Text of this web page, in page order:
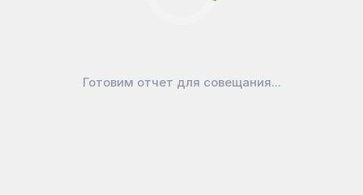
Готовим отчет для совещания...